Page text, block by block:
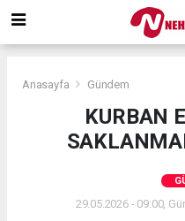
Anasayfa Gündem
KURBAN
29.05.2026 - 09:00,